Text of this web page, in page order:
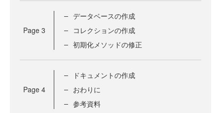
Page 3
データベースの作成
コレクションの作成
初期化メソッドの修正
Page 4
ドキュメントの作成
おわりに
参考資料